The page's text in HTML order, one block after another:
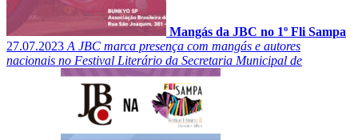
Mangás da JBC no 1º Fli Sampa
27.07.2023 A JBC marca presença com mangás e autores
nacionais no Festival Literário da Secretaria Municipal de